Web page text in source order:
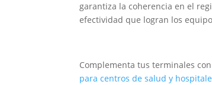
garantiza la coherencia en el
efectividad que logran los
Complementa tus terminales
para centros de salud y